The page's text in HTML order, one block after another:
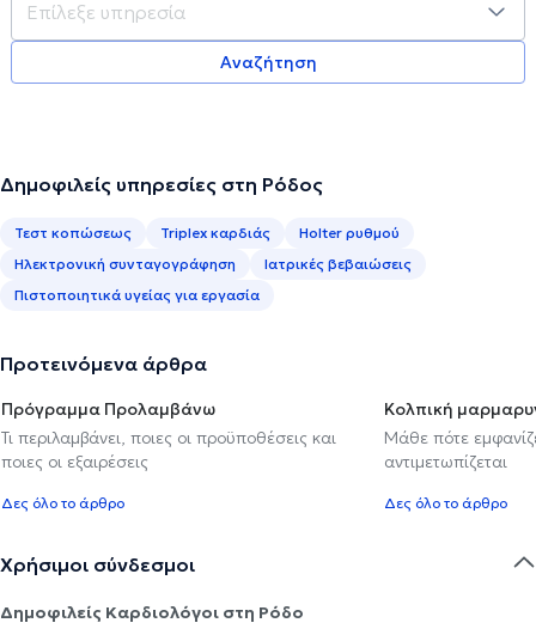
Αναζήτηση
Δημοφιλείς υπηρεσίες στη Ρόδος
Τεστ κοπώσεως Triplex καρδιάς
Holter ρυθμού
Ηλεκτρονική συνταγογράφηση
Ιατρικές βεβαιώσεις
Πιστοποιητικά υγείας για εργασία
Προτεινόμενα άρθρα
Πρόγραμμα Προλαμβάνω
Τι περιλαμβάνει, ποιες οι προϋποθέσεις και
ποιες οι εξαιρέσεις
Δες όλο το άρθρο
Κολπική
Μάθε πότε
αντιμετωπίζεται
Δες όλο το άρθρο
Χρήσιμοι σύνδεσμοι
Δημοφιλείς Καρδιολόγοι στη Ρόδο